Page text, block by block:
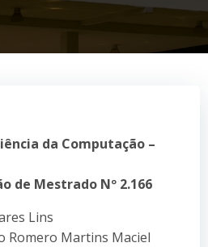
da Computação –
de Mestrado Nº 2.166
Lins
Romero Martins Maciel